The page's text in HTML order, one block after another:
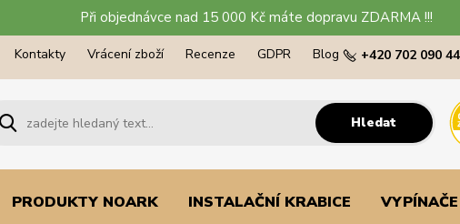
Při objednávce nad 15 000 Kč máte dopravu ZDARMA !!!
Kontakty Vrácení zboží Recenze GDPR Blog
Hledat
+420 702 090
PRODUKTY NOARK INSTALAČNÍ KRABICE